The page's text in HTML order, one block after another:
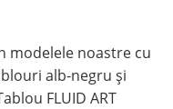
modelele noastre cu
alb-negru și
FLUID ART